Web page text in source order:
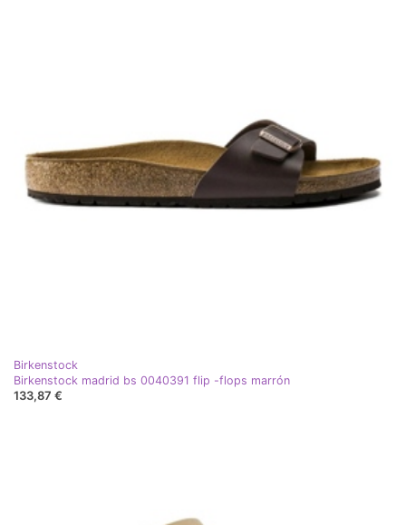
Birkenstock
Birkenstock madrid bs 0040391 flip -flops marrón
133,87 €